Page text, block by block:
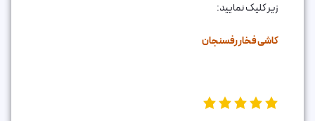
زیر کلیک نمایید:
کاشی فخار رفسنجان